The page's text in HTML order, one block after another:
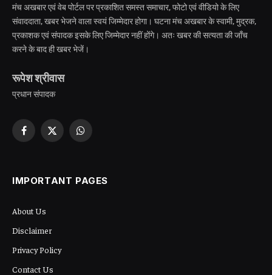
मंच अखबार एवं वेब पोर्टल पर प्रकाशित समस्त समाचार, फोटो एवं वीडियो के लिए
संवाददाता, खबर भेजने वाला स्वयं जिम्मेदार होगा। घटना मंच अखबार के स्वामी, मुद्रक,
प्रकाशक एवं संपादक इसके लिए जिम्मेदार नहीं होंगे। अतः खबर की सत्यता की जाँच
करने के बाद ही खबर भेजें।
रूपेश श्रीवास
प्रधान संपादक
Facebook
X
WhatsApp
IMPORTANT PAGES
About Us
Disclaimer
Privacy Policy
Contact Us